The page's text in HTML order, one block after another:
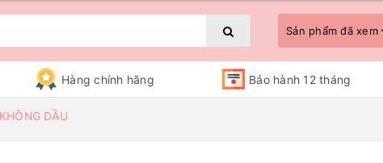
Sản phẩm đã xem
Hàng chính hãng Bảo hành 12 tháng
DẦU